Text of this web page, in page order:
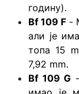
годину).
Bf 109 F -
али је
топа 15
7,92 mm.
Bf 109 G